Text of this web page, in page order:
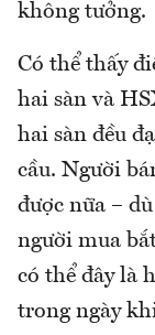
không tưởng.
Có thể thấy
hai sàn và
hai sàn đều
cầu. Người
được nữa –
người mua
có thể đây là
trong ngày